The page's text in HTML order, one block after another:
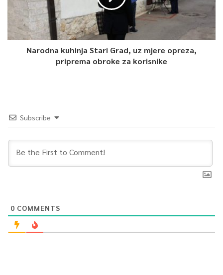
Narodna kuhinja Stari Grad, uz mjere opreza,
priprema obroke za korisnike
Subscribe
0 COMMENTS